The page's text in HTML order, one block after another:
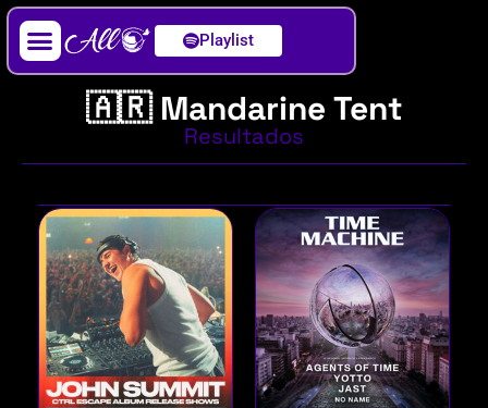
Playlist
🇦🇷 Mandarine Tent
Resultados